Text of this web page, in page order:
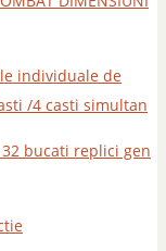
individuale de
/4 casti simultan
bucati replici gen